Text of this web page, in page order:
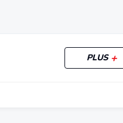
PLUS